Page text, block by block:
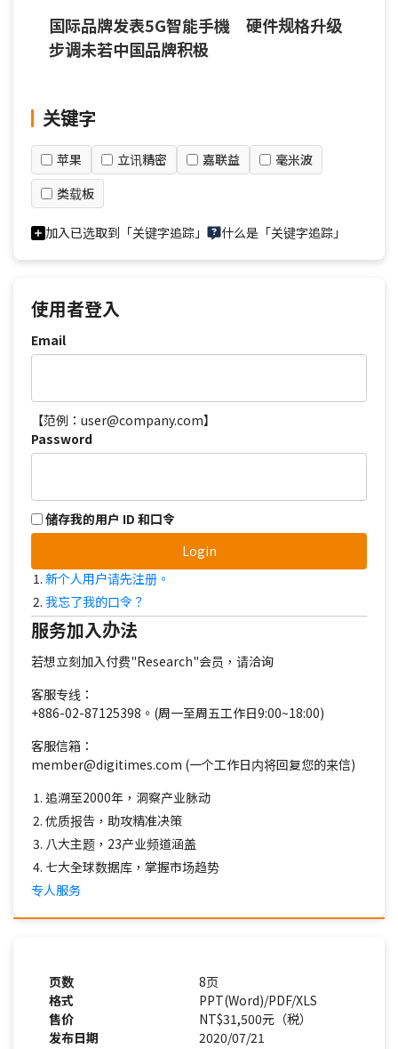
国际品牌发表5G智能手機 硬件规格升级
步调未若中国品牌积极
关键字
苹果 立讯精密 嘉联益
毫米波
类载板
加入已选取到「关键字追踪」 什么是「关键字追踪」
使用者登入
Email
【范例：user@company.com】
Password
储存我的用户 ID 和口令
Login
新个人用户请先注册。
我忘了我的口令？
服务加入办法
若想立刻加入付费"Research"会员，请洽询
客服专线：
+886-02-87125398。(周一至周五工作日9:00~18:00)
客服信箱：
member@digitimes.com (一个工作日内将回复您的来信)
追溯至2000年，洞察产业脉动
优质报告，助攻精准决策
八大主题，23产业频道涵盖
七大全球数据库，掌握市场趋势
专人服务
页数
8页
格式
PPT(Word)/PDF/XLS
售价
NT$31,500元（税）
发布日期
2020/07/21